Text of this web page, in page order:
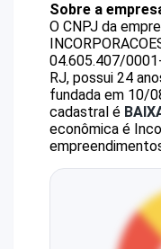
Sobre a
O CNPJ da
04.605.407/
RJ, possui 24
fundada em 10/
cadastral é
econômica é